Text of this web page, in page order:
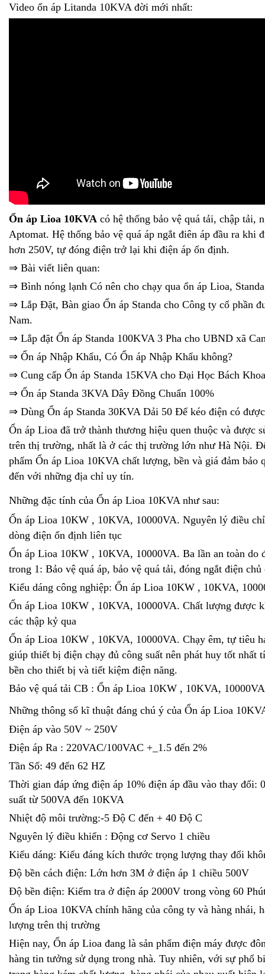
Video ổn áp Litanda 10KVA đời mới nhất:
Ổn áp Lioa 10KVA có hệ thống bảo vệ quá tải, chập tải,
Aptomat. Hệ thống bảo vệ quá áp ngắt điên áp đầu ra khi
hơn 250V, tự đóng điện trở lại khi điện áp ổn định.
⇒ Bài viết liên quan:
⇒ Bình nóng lạnh Có nên cho chạy qua ổn áp Lioa,
⇒ Lắp Đặt, Bàn giao Ổn áp Standa cho Công ty cổ phần
Nam.
⇒ Lắp đặt Ổn áp Standa 100KVA 3 Pha cho UBND xã
⇒ Ổn áp Nhập Khẩu, Có Ổn áp Nhập Khẩu không?
⇒ Cung cấp Ổn áp Standa 15KVA cho Đại Học Bách
⇒ Ổn áp Standa 3KVA Dây Đồng Chuẩn 100%
⇒ Dùng Ổn áp Standa 30KVA Dải 50 Để kéo điện có
Ổn áp Lioa đã trở thành thương hiệu quen thuộc và được
trên thị trường, nhất là ở các thị trường lớn như Hà Nội.
phẩm Ổn áp Lioa 10KVA chất lượng, bền và giá đảm bảo
đến với những địa chỉ uy tín.
Những đặc tính của Ổn áp Lioa 10KVA như sau:
Ổn áp Lioa 10KW , 10KVA, 10000VA. Nguyên lý điều
dòng điện ổn định liên tục
Ổn áp Lioa 10KW , 10KVA, 10000VA. Ba lần an toàn do
trong 1: Bảo vệ quá áp, bảo vệ quá tải, đóng ngắt điện chủ
Kiểu dáng công nghiệp: Ổn áp Lioa 10KW , 10KVA,
Ổn áp Lioa 10KW , 10KVA, 10000VA. Chất lượng được
các thập kỷ qua
Ổn áp Lioa 10KW , 10KVA, 10000VA. Chạy êm, tự tiêu
giúp thiết bị điện chạy đủ công suất nên phát huy tốt nhất
bền cho thiết bị và tiết kiệm điện năng.
Bảo vệ quá tải CB : Ổn áp Lioa 10KW , 10KVA, 10000VA
Những thông số kĩ thuật đáng chú ý của Ổn áp Lioa
Điện áp vào 50V ~ 250V
Điện áp Ra : 220VAC/100VAC +_1.5 đến 2%
Tần Số: 49 đến 62 HZ
Thời gian đáp ứng điện áp 10% điện áp đầu vào thay đổi:
suất từ 500VA đến 10KVA
Nhiệt độ môi trường:-5 Độ C đến + 40 Độ C
Nguyên lý điều khiển : Động cơ Servo 1 chiều
Kiểu dáng: Kiểu đáng kích thước trọng lượng thay đổi
Độ bền cách điện: Lớn hơn 3M ở điện áp 1 chiều 500V
Độ bền điện: Kiểm tra ở điện áp 2000V trong vòng 60
Ổn áp Lioa 10KVA chính hãng của công ty và hàng nhái,
lượng trên thị trường
Hiện nay, Ổn áp Lioa đang là sản phẩm điện máy được
hàng tin tưởng sử dụng trong nhà. Tuy nhiên, với sự phổ